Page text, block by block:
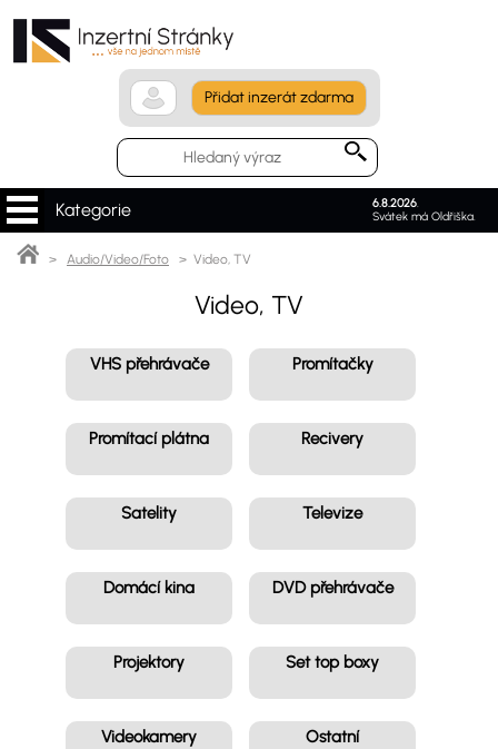
Přidat inzerát zdarma
6.8.2026.
Svátek má Oldřiška.
Kategorie
> Audio/Video/Foto > Video, TV
Video, TV
VHS přehrávače Promítačky
Promítací plátna Recivery
Satelity Televize
Domácí kina DVD přehrávače
Projektory Set top boxy
Videokamery Ostatní